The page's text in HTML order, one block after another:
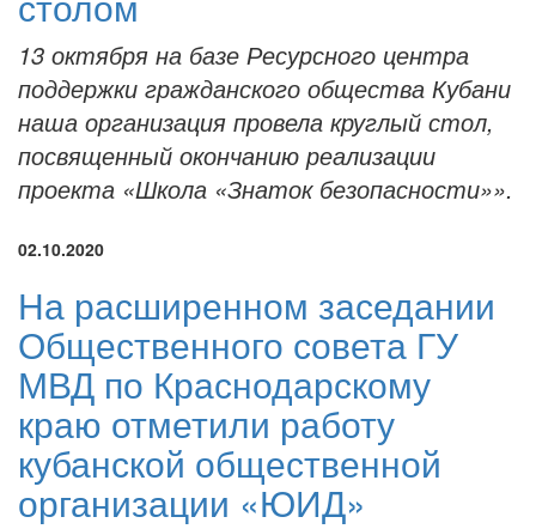
13 октября на базе Ресурсного центра
поддержки гражданского общества Кубани
наша организация провела круглый стол,
посвященный окончанию реализации
проекта «Школа «Знаток безопасности»».
02.10.2020
На расширенном заседании
Общественного совета ГУ
МВД по Краснодарскому
краю отметили работу
кубанской общественной
организации «ЮИД»